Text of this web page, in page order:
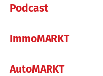
Podcast
ImmoMARKT
AutoMARKT